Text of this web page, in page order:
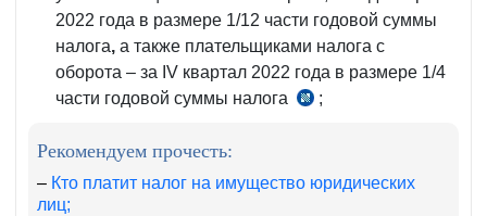
2022 года в размере 1/12 части годовой суммы
налога, а также плательщиками налога с
оборота – за IV квартал 2022 года в размере 1/4
части годовой суммы налога
ч.
417
;
Рекомендуем прочесть:
– Кто платит налог на имущество юридических
лиц;